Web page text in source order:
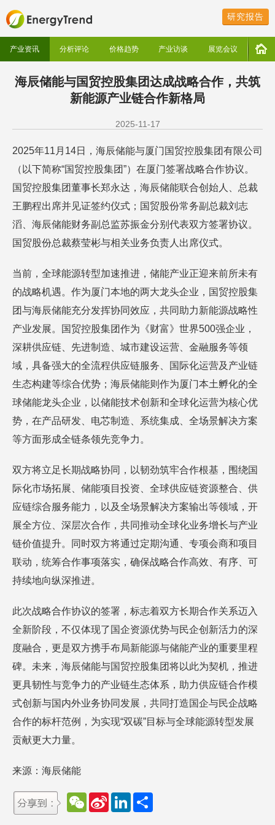
研究报告
产业资讯 分析评论 价格趋势 产业访谈 展览会议
海辰储能与国贸控股集团达成战略合作，共筑
新能源产业链合作新格局
2025-11-17
2025年11月14日，海辰储能与厦门国贸控股集团有限公司
（以下简称“国贸控股集团”）在厦门签署战略合作协议。
国贸控股集团董事长郑永达，海辰储能联合创始人、总裁
王鹏程出席并见证签约仪式；国贸股份常务副总裁刘志
滔、海辰储能财务副总监苏振金分别代表双方签署协议。
国贸股份总裁蔡莹彬与相关业务负责人出席仪式。
当前，全球能源转型加速推进，储能产业正迎来前所未有
的战略机遇。作为厦门本地的两大龙头企业，国贸控股集
团与海辰储能充分发挥协同效应，共同助力新能源战略性
产业发展。国贸控股集团作为《财富》世界500强企业，
深耕供应链、先进制造、城市建设运营、金融服务等领
域，具备强大的全流程供应链服务、国际化运营及产业链
生态构建等综合优势；海辰储能则作为厦门本土孵化的全
球储能龙头企业，以储能技术创新和全球化运营为核心优
势，在产品研发、电芯制造、系统集成、全场景解决方案
等方面形成全链条领先竞争力。
双方将立足长期战略协同，以韧劲筑牢合作根基，围绕国
际化市场拓展、储能项目投资、全球供应链资源整合、供
应链综合服务能力，以及全场景解决方案输出等领域，开
展全方位、深层次合作，共同推动全球化业务增长与产业
链价值提升。同时双方将通过定期沟通、专项会商和项目
联动，统筹合作事项落实，确保战略合作高效、有序、可
持续地向纵深推进。
此次战略合作协议的签署，标志着双方长期合作关系迈入
全新阶段，不仅体现了国企资源优势与民企创新活力的深
度融合，更是双方携手布局新能源与储能产业的重要里程
碑。未来，海辰储能与国贸控股集团将以此为契机，推进
更具韧性与竞争力的产业链生态体系，助力供应链合作模
式创新与国内外业务协同发展，共同打造国企与民企战略
合作的标杆范例，为实现“双碳”目标与全球能源转型发展
贡献更大力量。
来源：海辰储能
W
e
S
L